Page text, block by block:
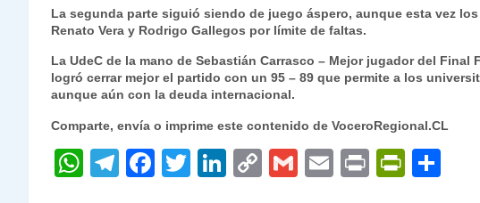
La segunda parte siguió siendo de juego áspero, aunque esta vez
Renato Vera y Rodrigo Gallegos por límite de faltas.
La UdeC de la mano de Sebastián Carrasco – Mejor jugador del Final
logró cerrar mejor el partido con un 95 – 89 que permite a los
aunque aún con la deuda internacional.
Comparte, envía o imprime este contenido de VoceroRegional.CL
W
T
F
T
Li
C
G
E
P
P